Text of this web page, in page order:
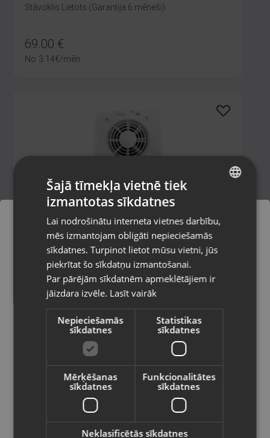
Stāvoklis Lietots (Garantija 6 mēneši)
69.00 €
No 3.14€/mēn.
Aerauliqa ORION 150
Rīga, Jūrmalas gatve 30
Stāvoklis Jauns (Garantija 24 mēneši)
245.00€
€ /mēn.
LD-PRO+ Wood's
Pasūtījumi tiks piegādāti uz
izvēlēto valsti
Vietnes saturs būs attēlots izvēlētajā
valodā
Valsts
Latviešu / Latvian
RUSSIAN
Šajā tīmekļa vietnē tiek
izmantotas sīkdatnes
Lai nodrošinātu interneta vietnes darbību,
mēs izmantojam obligāti nepieciešamās
sīkdatnes. Turpinot lietot mūsu vietni, jūs
piekrītat šo sīkdatņu izmantošanai.
Par pārējām sīkdatnēm apmeklētājiem ir
jāizdara izvēle. Lasīt vairāk
Nepieciešamās
sīkdatnes
Statistikas
sīkdatnes
Mērķēšanas
sīkdatnes
Funkcionalitātes
sīkdatnes
Neklasificētās sīkdatnes